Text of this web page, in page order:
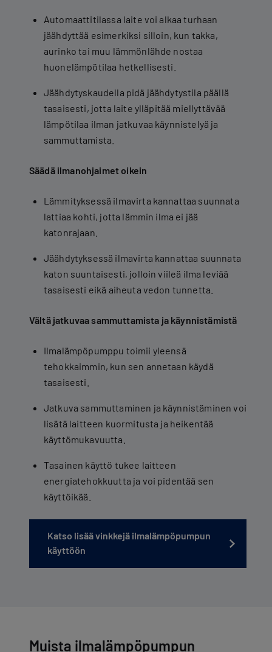
Automaattitilassa laite voi alkaa turhaan
jäähdyttää esimerkiksi silloin, kun takka,
aurinko tai muu lämmönlähde nostaa
huonelämpötilaa hetkellisesti.
Jäähdytyskaudella pidä jäähdytystila päällä
tasaisesti, jotta laite ylläpitää miellyttävää
lämpötilaa ilman jatkuvaa käynnistelyä ja
sammuttamista.
Säädä ilmanohjaimet oikein
Lämmityksessä ilmavirta kannattaa suunnata
lattiaa kohti, jotta lämmin ilma ei jää
katonrajaan.
Jäähdytyksessä ilmavirta kannattaa suunnata
katon suuntaisesti, jolloin viileä ilma leviää
tasaisesti eikä aiheuta vedon tunnetta.
Vältä jatkuvaa sammuttamista ja käynnistämistä
Ilmalämpöpumppu toimii yleensä
tehokkaimmin, kun sen annetaan käydä
tasaisesti.
Jatkuva sammuttaminen ja käynnistäminen voi
lisätä laitteen kuormitusta ja heikentää
käyttömukavuutta.
Tasainen käyttö tukee laitteen
energiatehokkuutta ja voi pidentää sen
käyttöikää.
Katso lisää vinkkejä ilmalämpöpumpun
käyttöön
Muista ilmalämpöpumpun